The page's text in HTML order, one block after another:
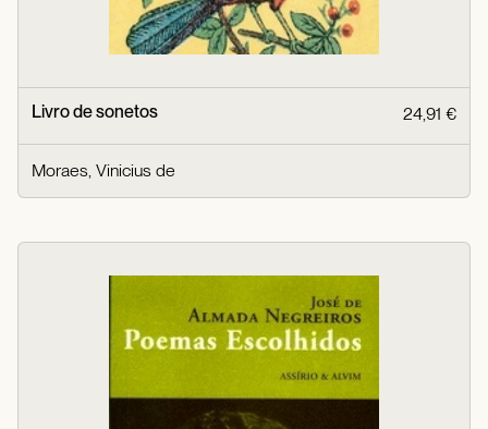
Livro de sonetos 24,91 €
Moraes, Vinicius de